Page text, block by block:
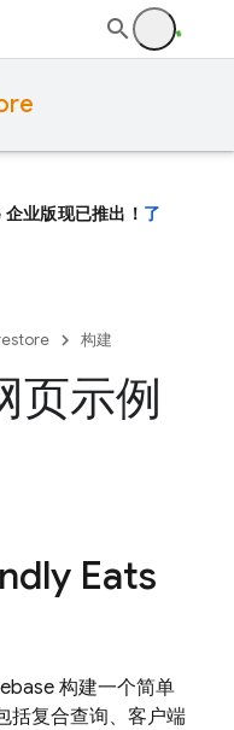
业版现已推出！ 了
构建
页示例
Eats
构建一个简单
括复合查询、客户端